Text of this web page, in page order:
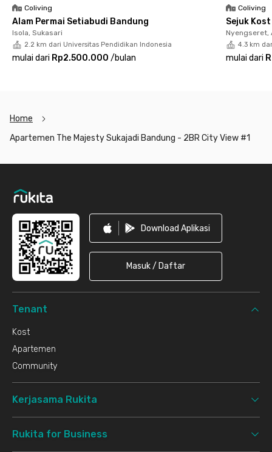
Coliving
Alam Permai Setiabudi Bandung
Isola, Sukasari
2.2 km dari Universitas Pendidikan Indonesia
mulai dari Rp2.500.000 /bulan
Coliving
Sejuk
Nyengseret,
4.3 km
mulai dari
Home
Apartemen The Majesty Sukajadi Bandung - 2BR City View #1
Download Aplikasi
Masuk / Daftar
Tenant
Kost
Apartemen
Community
Kerjasama Rukita
Rukita for Business